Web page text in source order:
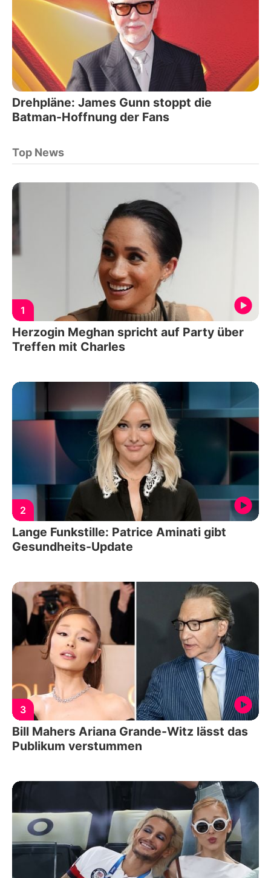
Drehpläne: James Gunn stoppt die
Batman-Hoffnung der Fans
Top News
1
Herzogin Meghan spricht auf Party über
Treffen mit Charles
2
Lange Funkstille: Patrice Aminati gibt
Gesundheits-Update
3
Bill Mahers Ariana Grande-Witz lässt das
Publikum verstummen